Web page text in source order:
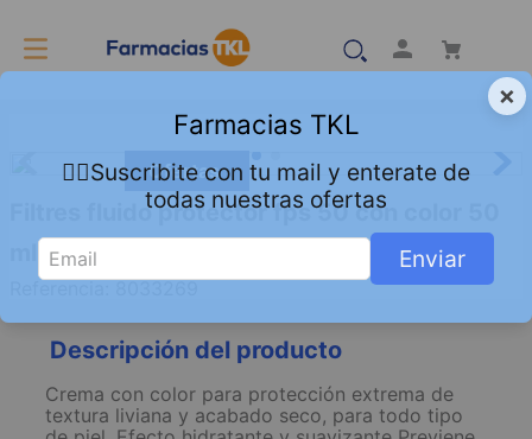
Ofertas
Filtres fluido protector fps 50 con color 50
Descripción del producto
Crema con color para protección extrema de
textura liviana y acabado seco, para todo tipo
×
Farmacias TKL
👇🏻Suscribite con tu mail y enterate de
todas nuestras ofertas
Enviar